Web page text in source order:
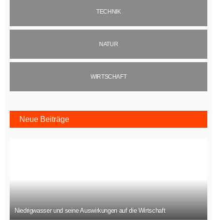
TECHNIK
NATUR
WIRTSCHAFT
Neue Beiträge
Niedrigwasser und seine Auswirkungen auf die Wirtschaft